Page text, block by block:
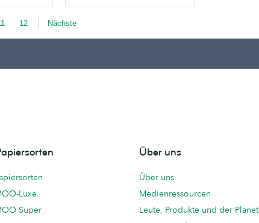
12
Nächste
Luxe
Super
Über uns
Über uns
Medienressourcen
Leute, Produkte und der Planet